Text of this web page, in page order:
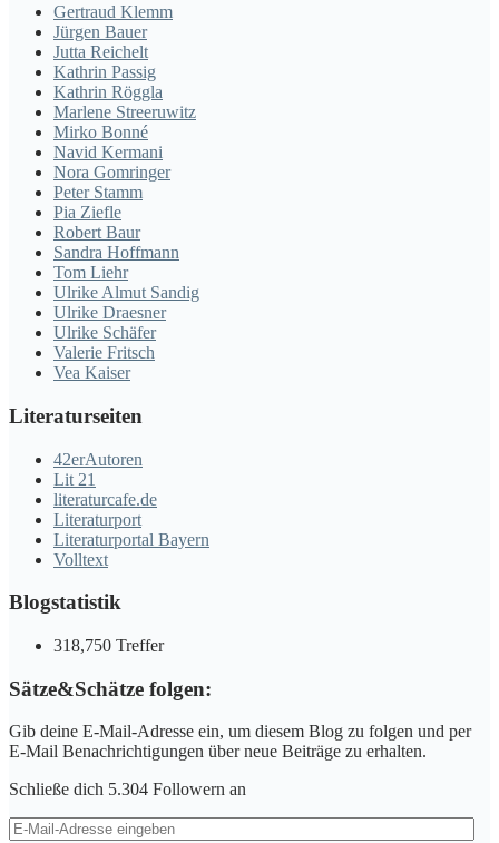
Gertraud Klemm
Jürgen Bauer
Jutta Reichelt
Kathrin Passig
Kathrin Röggla
Marlene Streeruwitz
Mirko Bonné
Navid Kermani
Nora Gomringer
Peter Stamm
Pia Ziefle
Robert Baur
Sandra Hoffmann
Tom Liehr
Ulrike Almut Sandig
Ulrike Draesner
Ulrike Schäfer
Valerie Fritsch
Vea Kaiser
Literaturseiten
42erAutoren
Lit 21
literaturcafe.de
Literaturport
Literaturportal Bayern
Volltext
Blogstatistik
318,750 Treffer
Sätze&Schätze folgen:
Gib deine E-Mail-Adresse ein, um diesem Blog zu folgen und per
E-Mail Benachrichtigungen über neue Beiträge zu erhalten.
Schließe dich 5.304 Followern an